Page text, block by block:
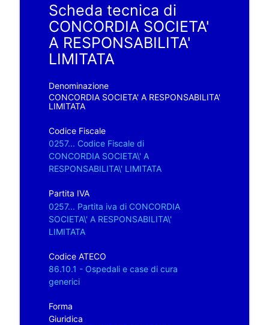
Scheda tecnica di
CONCORDIA SOCIETA'
A RESPONSABILITA'
LIMITATA
Denominazione
CONCORDIA SOCIETA' A RESPONSABILITA'
LIMITATA
Codice Fiscale
0257... Codice Fiscale di
CONCORDIA SOCIETA\' A
RESPONSABILITA\' LIMITATA
Partita IVA
0257... Partita iva di CONCORDIA
SOCIETA\' A RESPONSABILITA\'
LIMITATA
Codice ATECO
86.10.1 - Ospedali e case di cura
generici
Forma
Giuridica